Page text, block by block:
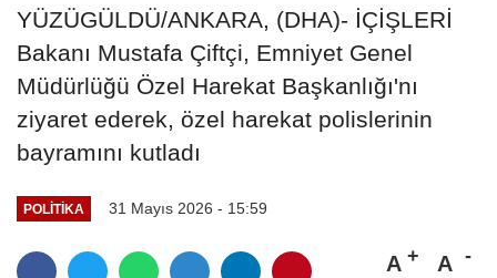
YÜZÜGÜLDÜ/ANKARA, (DHA)- İÇİŞLERİ
Bakanı Mustafa Çiftçi, Emniyet Genel
Müdürlüğü Özel Harekat Başkanlığı'nı
ziyaret ederek, özel harekat polislerinin
bayramını kutladı
POLITIKA 31 Mayıs 2026 - 15:59
A A